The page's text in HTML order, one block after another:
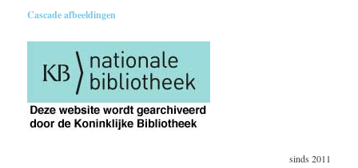
Cascade afbeeldingen
sinds 2011